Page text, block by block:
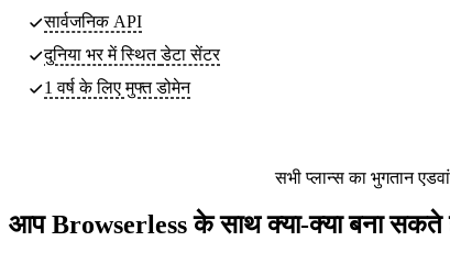
सार्वजनिक API
दुनिया भर में स्थितडेटा सेंटर
1 वर्ष के लिए मुफ्त डोमेन
सभी प्लान्स का भुगतान
आप Browserless के साथ क्या-क्या बना सकते